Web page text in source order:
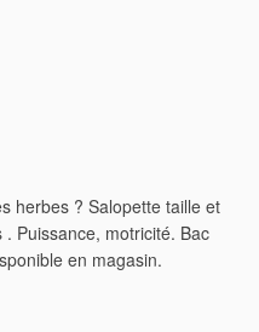
herbes ? Salopette taille et
Puissance, motricité. Bac
en magasin.